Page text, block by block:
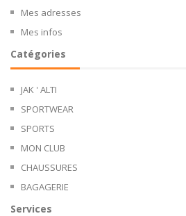
Mes adresses
Mes infos
Catégories
JAK ' ALTI
SPORTWEAR
SPORTS
MON CLUB
CHAUSSURES
BAGAGERIE
Services